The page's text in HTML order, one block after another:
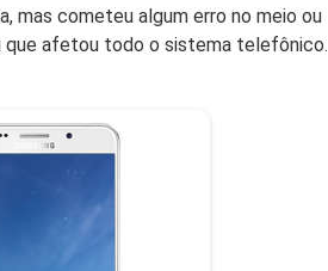
mas cometeu algum erro no meio ou
que afetou todo o sistema telefônico.